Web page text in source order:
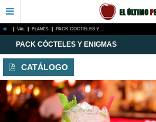
VAL PLANES PACK CÓCTELES Y ...
PACK CÓCTELES Y ENIGMAS
CATÁLOGO